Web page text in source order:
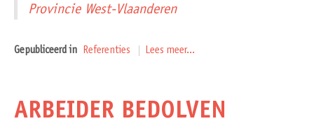
Provincie West-Vlaanderen
Gepubliceerd in Referenties Lees meer...
ARBEIDER BEDOLVEN